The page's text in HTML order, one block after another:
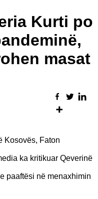
Kurti po
masat
Kosovës, Faton
ka kritikuar Qeverinë
paaftësi në menaxhimin